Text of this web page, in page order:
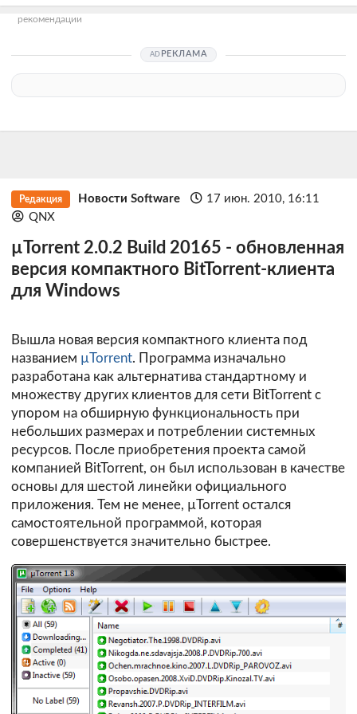
рекомендации
РЕКЛАМА
Редакция Новости Software
17 июн. 2010, 16:11
QNX
µTorrent 2.0.2 Build 20165 - обновленная
версия компактного BitTorrent-клиента
для Windows
Вышла новая версия компактного клиента под
названием µTorrent. Программа изначально
разработана как альтернатива стандартному и
множеству других клиентов для сети BitTorrent с
упором на обширную функциональность при
небольших размерах и потреблении системных
ресурсов. После приобретения проекта самой
компанией BitTorrent, он был использован в качестве
основы для шестой линейки официального
приложения. Тем не менее, µTorrent остался
самостоятельной программой, которая
совершенствуется значительно быстрее.